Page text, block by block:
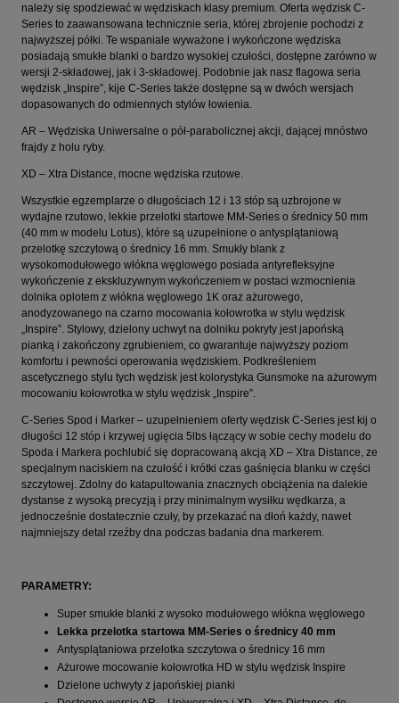
należy się spodziewać w wędziskach klasy premium. Oferta wędzisk C-
Series to zaawansowana technicznie seria, której zbrojenie pochodzi z
najwyższej półki. Te wspaniale wyważone i wykończone wędziska
posiadają smukłe blanki o bardzo wysokiej czułości, dostępne zarówno w
wersji 2-składowej, jak i 3-składowej. Podobnie jak nasz flagowa seria
wędzisk „Inspire”, kije C-Series także dostępne są w dwóch wersjach
dopasowanych do odmiennych stylów łowienia.
AR – Wędziska Uniwersalne o pół-parabolicznej akcji, dającej mnóstwo
frajdy z holu ryby.
XD – Xtra Distance, mocne wędziska rzutowe.
Wszystkie egzemplarze o długościach 12 i 13 stóp są uzbrojone w
wydajne rzutowo, lekkie przelotki startowe MM-Series o średnicy 50 mm
(40 mm w modelu Lotus), które są uzupełnione o antysplątaniową
przelotkę szczytową o średnicy 16 mm. Smukły blank z
wysokomodułowego włókna węglowego posiada antyrefleksyjne
wykończenie z ekskluzywnym wykończeniem w postaci wzmocnienia
dolnika oplotem z włókna węglowego 1K oraz ażurowego,
anodyzowanego na czarno mocowania kołowrotka w stylu wędzisk
„Inspire”. Stylowy, dzielony uchwyt na dolniku pokryty jest japońską
pianką i zakończony zgrubieniem, co gwarantuje najwyższy poziom
komfortu i pewności operowania wędziskiem. Podkreśleniem
ascetycznego stylu tych wędzisk jest kolorystyka Gunsmoke na ażurowym
mocowaniu kołowrotka w stylu wędzisk „Inspire”.
C-Series Spod i Marker – uzupełnieniem oferty wędzisk C-Series jest kij o
długości 12 stóp i krzywej ugięcia 5lbs łączący w sobie cechy modelu do
Spoda i Markera pochlubić się dopracowaną akcją XD – Xtra Distance, ze
specjalnym naciskiem na czułość i krótki czas gaśnięcia blanku w części
szczytowej. Zdolny do katapultowania znacznych obciążenia na dalekie
dystanse z wysoką precyzją i przy minimalnym wysiłku wędkarza, a
jednocześnie dostatecznie czuły, by przekazać na dłoń każdy, nawet
najmniejszy detal rzeźby dna podczas badania dna markerem.
PARAMETRY:
Super smukłe blanki z wysoko modułowego włókna węglowego
Lekka przelotka startowa MM-Series o średnicy 40 mm
Antysplątaniowa przelotka szczytowa o średnicy 16 mm
Ażurowe mocowanie kołowrotka HD w stylu wędzisk Inspire
Dzielone uchwyty z japońskiej pianki